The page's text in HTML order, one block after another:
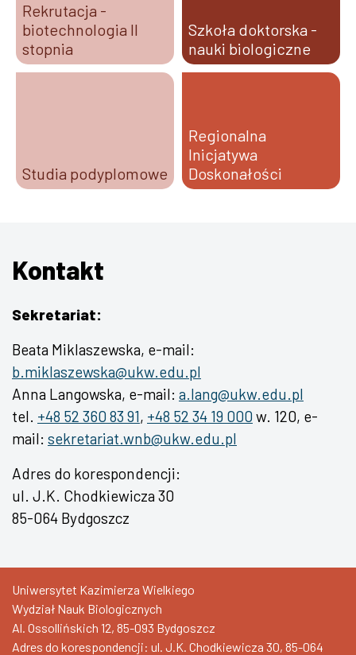
Rekrutacja -
biotechnologia II
stopnia
Szkoła doktorska -
nauki biologiczne
Studia podyplomowe
Regionalna
Inicjatywa
Doskonałości
Kontakt
Sekretariat:
Beata Miklaszewska, e-mail:
b.miklaszewska@ukw.edu.pl
Anna Langowska, e-mail: a.lang@ukw.edu.pl
tel. +48 52 360 83 91, +48 52 34 19 000 w. 120, e-
mail: sekretariat.wnb@ukw.edu.pl
Adres do korespondencji:
ul. J.K. Chodkiewicza 30
85-064 Bydgoszcz
Uniwersytet Kazimierza Wielkiego
Wydział Nauk Biologicznych
Al. Ossollińskich 12, 85-093 Bydgoszcz
Adres do korespondencji: ul. J.K. Chodkiewicza 30, 85-064